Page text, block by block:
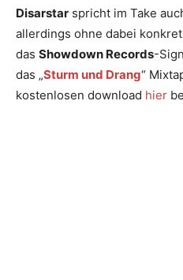
Disarstar spricht im Take
allerdings ohne dabei
das Showdown Records-
das „Sturm und Drang“
kostenlosen download hier